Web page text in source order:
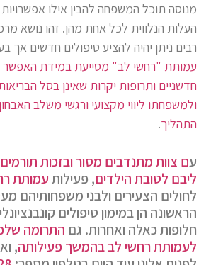
מנוסה תוכל המשפחה להבין אילו
העלות הנלווית לכל אחת מהן. זהו נושא
רבים ניתן יהיה להציע טיפולים חדשים אך
עמותת "רחשי לב" מסייעת במידת האפשר
חדשניים ותרופות יקרות שאינן בסל
ולמשפחתו ליווי מקצועי ורגשי משלב
התהליך.
עם צוות מתנדבים מסורובזכות
ליבם לטובת הילדים, פעילותעמותת
לחולים הצעירים ולבני משפחותיהם
הראשונה הן במימון טיפולים
חלופות כאלה ואחרות. גם התרומה
לעמותת רחשי לב בהמשך פעילותה,